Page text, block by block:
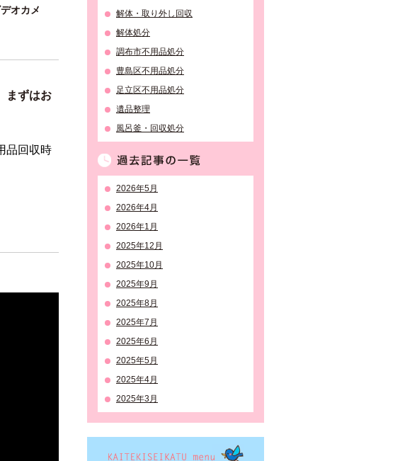
オカメ
まずはお
品回収時
解体・取り外し回収
解体処分
調布市不用品処分
豊島区不用品処分
足立区不用品処分
遺品整理
風呂釜・回収処分
2026年5月
2026年4月
2026年1月
2025年12月
2025年10月
2025年9月
2025年8月
2025年7月
2025年6月
2025年5月
2025年4月
2025年3月